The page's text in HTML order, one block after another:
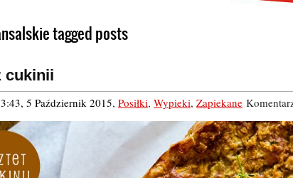
tagged posts
cukinii
5 Październik 2015, Posiłki, Wypieki, Zapiekane